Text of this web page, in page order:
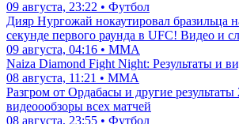
09 августа, 23:22 • Футбол
Дияр Нургожай нокаутировал бразильца
секунде первого раунда в UFC! Видео и
09 августа, 04:16 • ММА
Naiza Diamond Fight Night: Результаты и
08 августа, 11:21 • ММА
Разгром от Ордабасы и другие
видеоообзоры всех матчей
08 августа, 23:55 • Футбол